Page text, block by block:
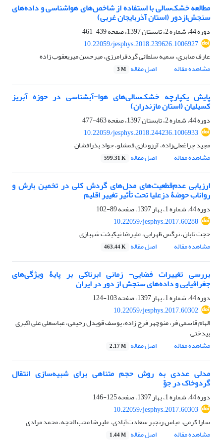
مطالعه خشک‌سالی با استفاده از شاخص‌های هواشناسی و داده‌های
سنجش‌ازدور (استان آذربایجان غربی)
دوره 44، شماره 2، تابستان 1397، صفحه
439-461
10.22059/jesphys.2018.239626.1006927
عارف صابری، سمیه سلطانی گردفرامرزی، میرحسن میریعقوب زاده
مشاهده مقاله
اصل مقاله 3 M
پایش یکپارچه خشک‌سالی‌های هوا-آبشناسی در حوزه آبریز
کسیلیان (استان مازندران)
دوره 44، شماره 2، تابستان 1397، صفحه
463-477
10.22059/jesphys.2018.244236.1006933
مجید چراغعلی‌زاده، آرزو نازی قمشلو، جواد بذرافشان
مشاهده مقاله
اصل مقاله 599.31 K
ارزیابی عدم‌قطعیت‌های مدل‌های گردش کلی در تخمین بارش و
رواناب حوضۀ دزعلیا تحت تأثیر تغییر اقلیم
دوره 44، شماره 1، بهار 1397، صفحه
89-102
10.22059/jesphys.2017.60288
حجت تابان، نرگس ظهرابی، علیرضا نیکبخت شهبازی
مشاهده مقاله
اصل مقاله 463.44 K
بررسی تغییرات فضایی- زمانی ابرناکی بر پایۀ ویژگی‌های
جغرافیایی و داده‌های سنجش از دور در ایران
دوره 44، شماره 1، بهار 1397، صفحه
103-124
10.22059/jesphys.2017.60302
الهام قاسمی فر، منوچهر فرج زاده، یوسف قویدل رحیمی، عباسعلی علی اکبری
بیدختی
مشاهده مقاله
اصل مقاله 2.17 M
مدلی عددی به روش حجم متناهی برای شبیه‌سازی انتقال
گردوخاک در جوّ
دوره 44، شماره 1، بهار 1397، صفحه
125-146
10.22059/jesphys.2017.60303
سارا کرمی، عباس رنجبر سعادت‌آبادی، علیرضا محب الحجه، محمد مرادی
مشاهده مقاله
اصل مقاله 1.44 M